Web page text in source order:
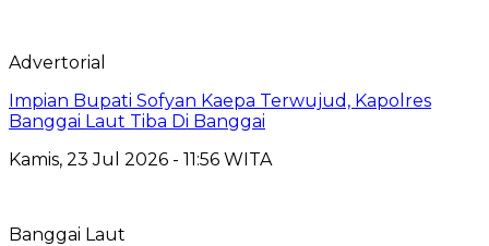
Advertorial
Impian Bupati Sofyan Kaepa Terwujud, Kapolres
Banggai Laut Tiba Di Banggai
Kamis, 23 Jul 2026 - 11:56 WITA
Banggai Laut